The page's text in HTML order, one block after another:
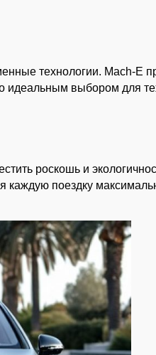
технологии. Mach-E
идеальным выбором для
роскошь и
каждую поездку